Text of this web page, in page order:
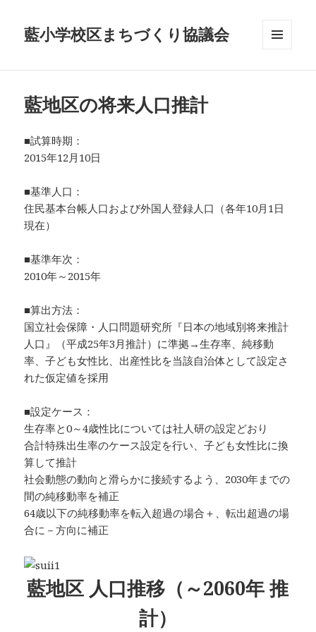
藍小学校区まちづくり協議会
藍地区の将来人口推計
■試算時期：
2015年12月10日
■基準人口：
住民基本台帳人口および外国人登録人口（各年10月1日
現在）
■基準年次：
2010年～2015年
■算出方法：
国立社会保障・人口問題研究所『日本の地域別将来推計
人口』（平成25年3月推計）に準拠→生存率、純移動
率、子ども女性比、出産性比を当該自治体として設定さ
れた仮定値を採用
■設定ケース：
生存率と0～4歳性比については社人研の設定どおり
合計特殊出生率のケース設定を行い、子ども女性比に換
算して推計
社会動態の動向と滑らかに接続するよう、2030年までの
間の純移動率を補正
64歳以下の純移動率を転入超過の場合＋、転出超過の場
合に－方向に補正
藍地区 人口推移（～2060年 推
計）